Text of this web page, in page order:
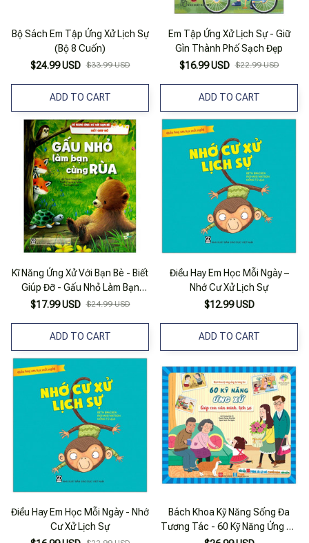
Bộ Sách Em Tập Ứng Xử Lịch Sự
(Bộ 8 Cuốn)
$24.99 USD $33.99 USD
ADD TO CART
Em Tập Ứng Xử Lịch Sự - Giữ
Gìn Thành Phố Sạch Đẹp
$16.99 USD $22.99 USD
ADD TO CART
Kĩ Năng Ứng Xử Với Bạn Bè - Biết
Giúp Đỡ - Gấu Nhỏ Làm Bạn
Cùng Rùa
$17.99 USD $24.99 USD
ADD TO CART
Điều Hay Em Học Mỗi Ngày –
Nhớ Cư Xử Lịch Sự
$12.99 USD
ADD TO CART
Điều Hay Em Học Mỗi Ngày - Nhớ
Cư Xử Lịch Sự
Bách Khoa Kỹ Năng Sống Đa
Tương Tác - 60 Kỹ Năng Ứng Xử
Giúp Con Văn Minh, Lịch Sự